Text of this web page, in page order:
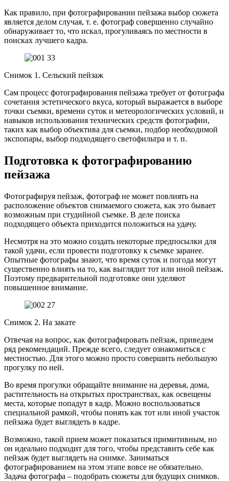
Как правило, при фотографировании пейзажа выбор сюжета
является делом случая, т. е. фотограф совершенно случайно
обнаруживает то, что искал, прогуливаясь по местности в
поисках лучшего кадра.
Снимок 1. Сельский пейзаж
Сам процесс фотографирования пейзажа требует от фотографа
сочетания эстетического вкуса, который выражается в выборе
точки съемки, времени суток и метеорологических условий, и
навыков использования технических средств фотографии,
таких как выбор объектива для съемки, подбор необходимой
экспопары, выбор подходящего светофильтра и т. п.
Подготовка к фотографированию
пейзажа
Фотографируя пейзаж, фотограф не может повлиять на
расположение объектов снимаемого сюжета, как это бывает
возможным при студийной съемке. В деле поиска
подходящего объекта приходится положиться на удачу.
Несмотря на это можно создать некоторые предпосылки для
такой удачи, если провести подготовку к съемке заранее.
Опытные фотографы знают, что время суток и погода могут
существенно влиять на то, как выглядит тот или иной пейзаж.
Поэтому предварительной подготовке они уделяют
повышенное внимание.
Снимок 2. На закате
Отвечая на вопрос, как фотографировать пейзаж, приведем
ряд рекомендаций. Прежде всего, следует ознакомиться с
местностью. Для этого можно просто совершить небольшую
прогулку по ней.
Во время прогулки обращайте внимание на деревья, дома,
растительность на открытых пространствах, как освещены
места, которые попадут в кадр. Можно воспользоваться
специальной рамкой, чтобы понять как тот или иной участок
пейзажа будет выглядеть в кадре.
Возможно, такой прием может показаться примитивным, но
он идеально подходит для того, чтобы представить себе как
пейзаж будет выглядеть на снимке. Заниматься
фотографированием на этом этапе вовсе не обязательно.
Задача фотографа – подобрать сюжеты для будущих снимков.